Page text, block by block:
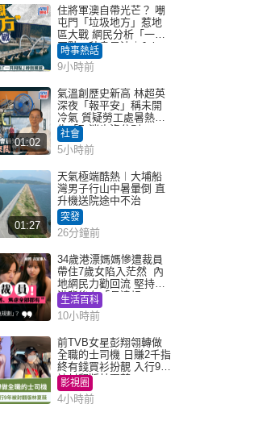
住將軍澳自帶光芒？ 嘲
屯門「垃圾地方」惹地
區大戰 網民分析「一共
同點」秒息風波｜Juicy
叮
時事熱話
9小時前
01:02
氣溫創歷史新高 林超英
深夜「報平安」稱未開
冷氣 質疑勞工處暑熱警
告「取消也沒分別」
社會
5小時前
01:27
天氣極端酷熱︱大埔船
灣男子行山中暑暈倒 直
升機送院途中不治
突發
26分鐘前
34歲港漂媽媽慘遭裁員
帶住7歲女陷入茫然 內
地網民力勸回流 堅持留
港背後有「長遠規
劃」？
生活百科
10小時前
前TVB女星彭翔翎轉做
全職的士司機 日賺2千指
終有錢買衫扮靚 入行9年
被封翻版林夏薇
影視圈
4小時前